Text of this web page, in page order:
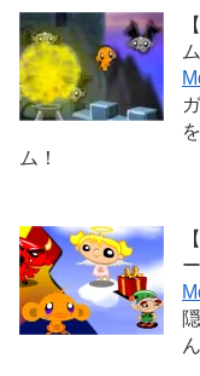
ム！